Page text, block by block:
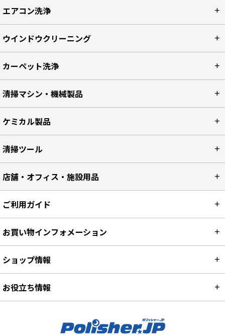
エアコン洗浄
ウインドウクリーニング
カーペット洗浄
清掃マシン・機械製品
ケミカル製品
清掃ツール
店舗・オフィス・施設用品
ご利用ガイド
お買い物インフォメーション
ショップ情報
お役立ち情報